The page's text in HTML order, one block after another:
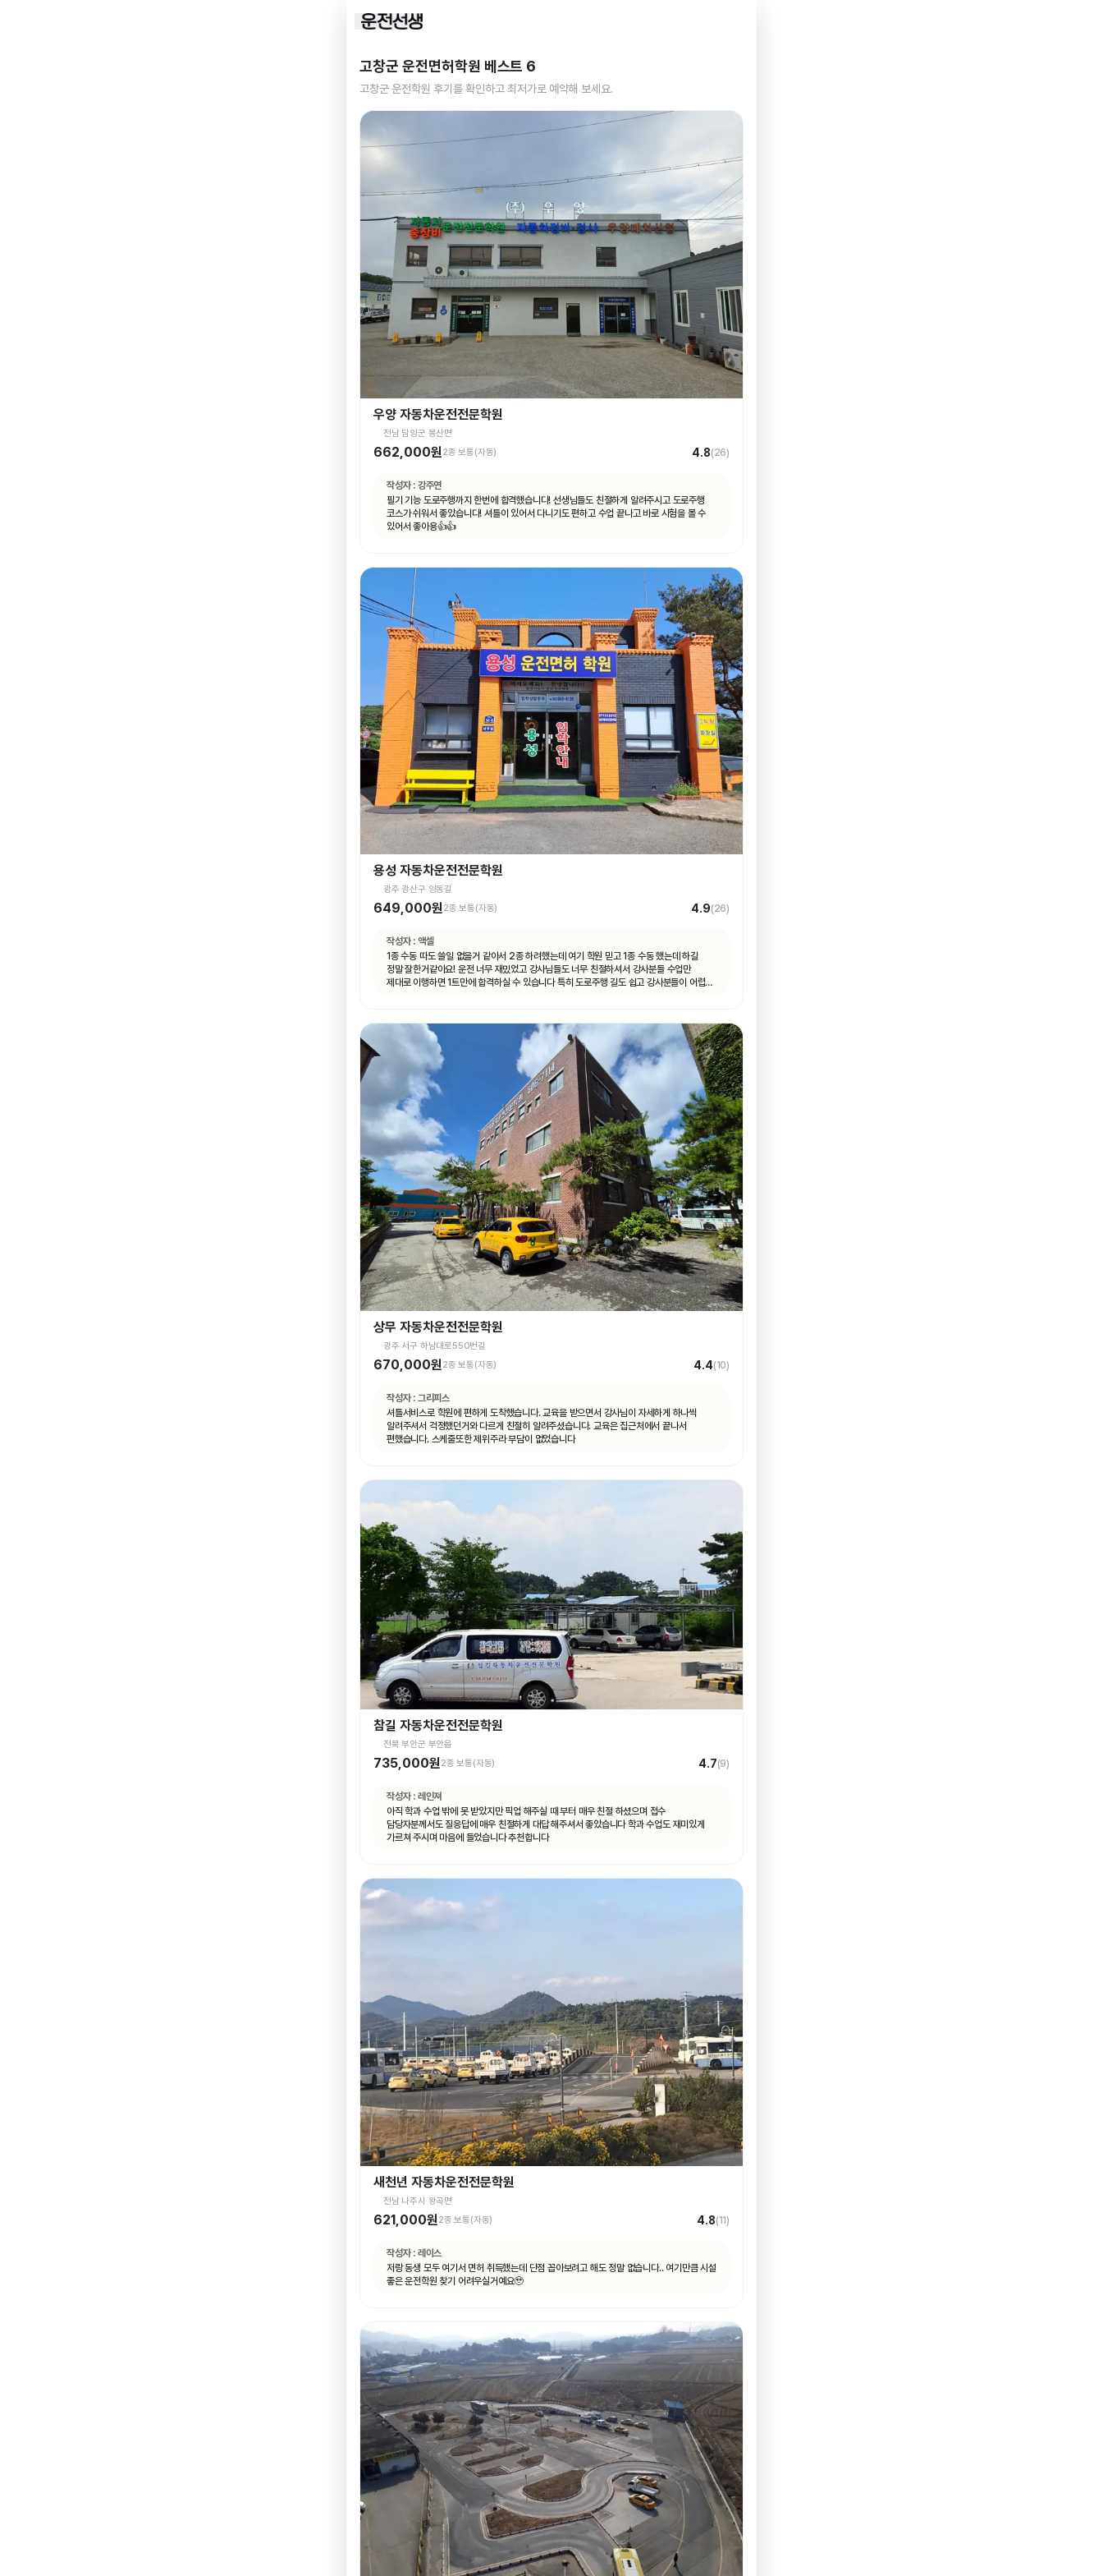
고창군 운전면허학원 베스트 6
고창군 운전학원 후기를 확인하고 최저가로 예약해 보세요.
우양 자동차운전전문학원
전남 담양군 봉산면
662,000원 2종 보통(자동) 4.8(26)
작성자 : 강주연
필기 기능 도로주행까지 한번에 합격했습니다! 선생님들도 친절하게 알려주시고 도로주행
코스가 쉬워서 좋았습니다! 셔틀이 있어서 다니기도 편하고 수업 끝나고 바로 시험을 볼 수
있어서 좋아용👍👍
용성 자동차운전전문학원
광주 광산구 양동길
649,000원2종 보통(자동) 4.9(26)
작성자 : 액셀
1종 수동 따도 쓸일 없을거 같아서 2종 하려했는데 여기 학원 믿고 1종 수동 했는데 하길
정말 잘한거같아요! 운전 너무 재밌었고 강사님들도 너무 친절하셔서 강사분들 수업만
제대로 이행하면 1트만에 합격하실 수 있습니다 특히 도로주행 길도 쉽고 강사분들이 어렵지
상무 자동차운전전문학원
광주 서구 하남대로550번길
670,000원 2종 보통(자동) 4.4(10)
작성자 : 그리피스
셔틀서비스로 학원에 편하게 도착했습니다. 교육을 받으면서 강사님이 자세하게 하나씩
알려주셔서 걱정했던거와 다르게 친절히 알려주셨습니다. 교육은 집근처에서 끝나서
편했습니다. 스케줄또한 제위주라 부담이 없었습니다
참길 자동차운전전문학원
전북 부안군 부안읍
735,000원2종 보통(자동) 4.7(9)
작성자 : 레인져
아직 학과 수업 밖에 못 받았지만 픽업 해주실 때 부터 매우 친절 하셨으며 접수
담당자분께서도 질응답에 매우 친절하게 대답 해주셔서 좋았습니다 학과 수업도 재미있게
가르쳐 주시며 마음에 들었습니다 추천합니다
새천년 자동차운전전문학원
전남 나주시 왕곡면
621,000원 2종 보통(자동) 4.8(11)
작성자 : 레이스
저랑 동생 모두 여기서 면허 취득했는데 단점 꼽아보려고 해도 정말 없습니다.. 여기만큼 시설
좋은 운전학원 찾기 어려우실거예요🥹